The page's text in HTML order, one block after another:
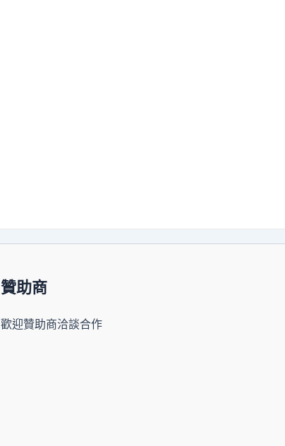
贊助商
歡迎贊助商洽談合作